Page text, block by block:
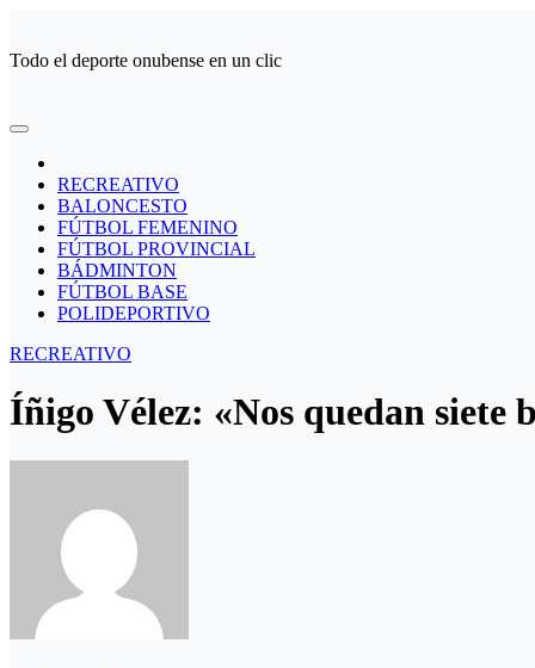
contenido
Todo el deporte onubense en un clic
RECREATIVO
BALONCESTO
FÚTBOL FEMENINO
FÚTBOL PROVINCIAL
BÁDMINTON
FÚTBOL BASE
POLIDEPORTIVO
RECREATIVO
Íñigo Vélez: «Nos quedan siete